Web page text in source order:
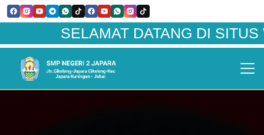
SELAMAT DATANG DI